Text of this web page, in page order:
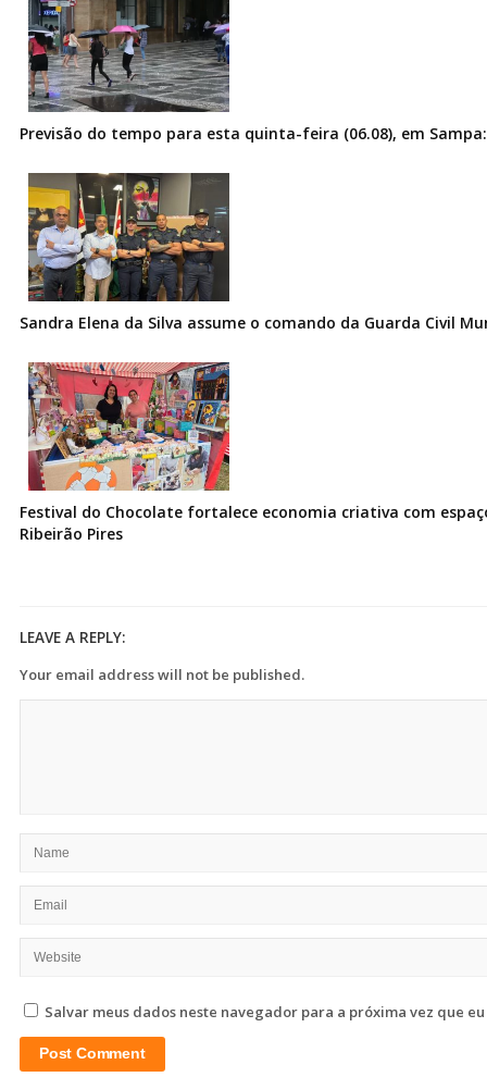
Previsão do tempo para esta quinta-feira (06.08), em
Sandra Elena da Silva assume o comando da Guarda Civil
Festival do Chocolate fortalece economia criativa com
Ribeirão Pires
LEAVE A REPLY:
Your email address will not be published.
Salvar meus dados neste navegador para a próxima vez que